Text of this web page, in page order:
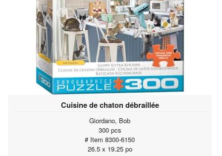
Cuisine de chaton débraillée
Giordano, Bob
300 pcs
# Item 8300-6150
26.5 x 19.25 po